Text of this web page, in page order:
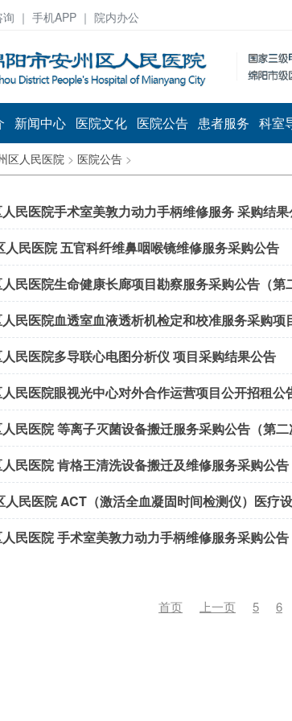
询 ｜ 手机APP ｜ 院内办公
新闻中心 医院文化 医院公告 患者服务 科室
区人民医院 > 医院公告 >
民医院手术室美敦力动力手柄维修服务 采购结
人民医院 五官科纤维鼻咽喉镜维修服务采购公告
民医院生命健康长廊项目勘察服务采购公告（第
民医院血透室血液透析机检定和校准服务采购项
民医院多导联心电图分析仪 项目采购结果公告
民医院眼视光中心对外合作运营项目公开招租公
民医院 等离子灭菌设备搬迁服务采购公告（第二
民医院 肯格王清洗设备搬迁及维修服务采购公告
人民医院 ACT（激活全血凝固时间检测仪）医疗
民医院 手术室美敦力动力手柄维修服务采购公告
首页 上一页 5 6